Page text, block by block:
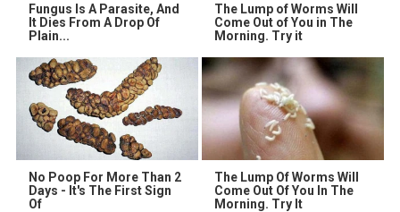
Fungus Is A Parasite, And
It Dies From A Drop Of
Plain...
The Lump of Worms Will
Come Out of You in The
Morning. Try it
No Poop For More Than 2
Days - It's The First Sign
Of
The Lump Of Worms Will
Come Out Of You In The
Morning. Try It